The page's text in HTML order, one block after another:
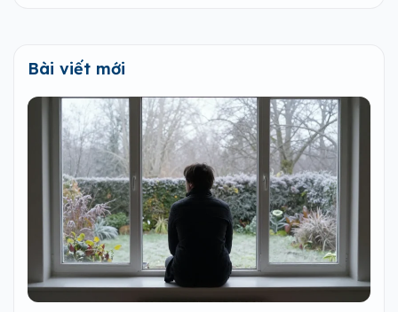
Bài viết mới